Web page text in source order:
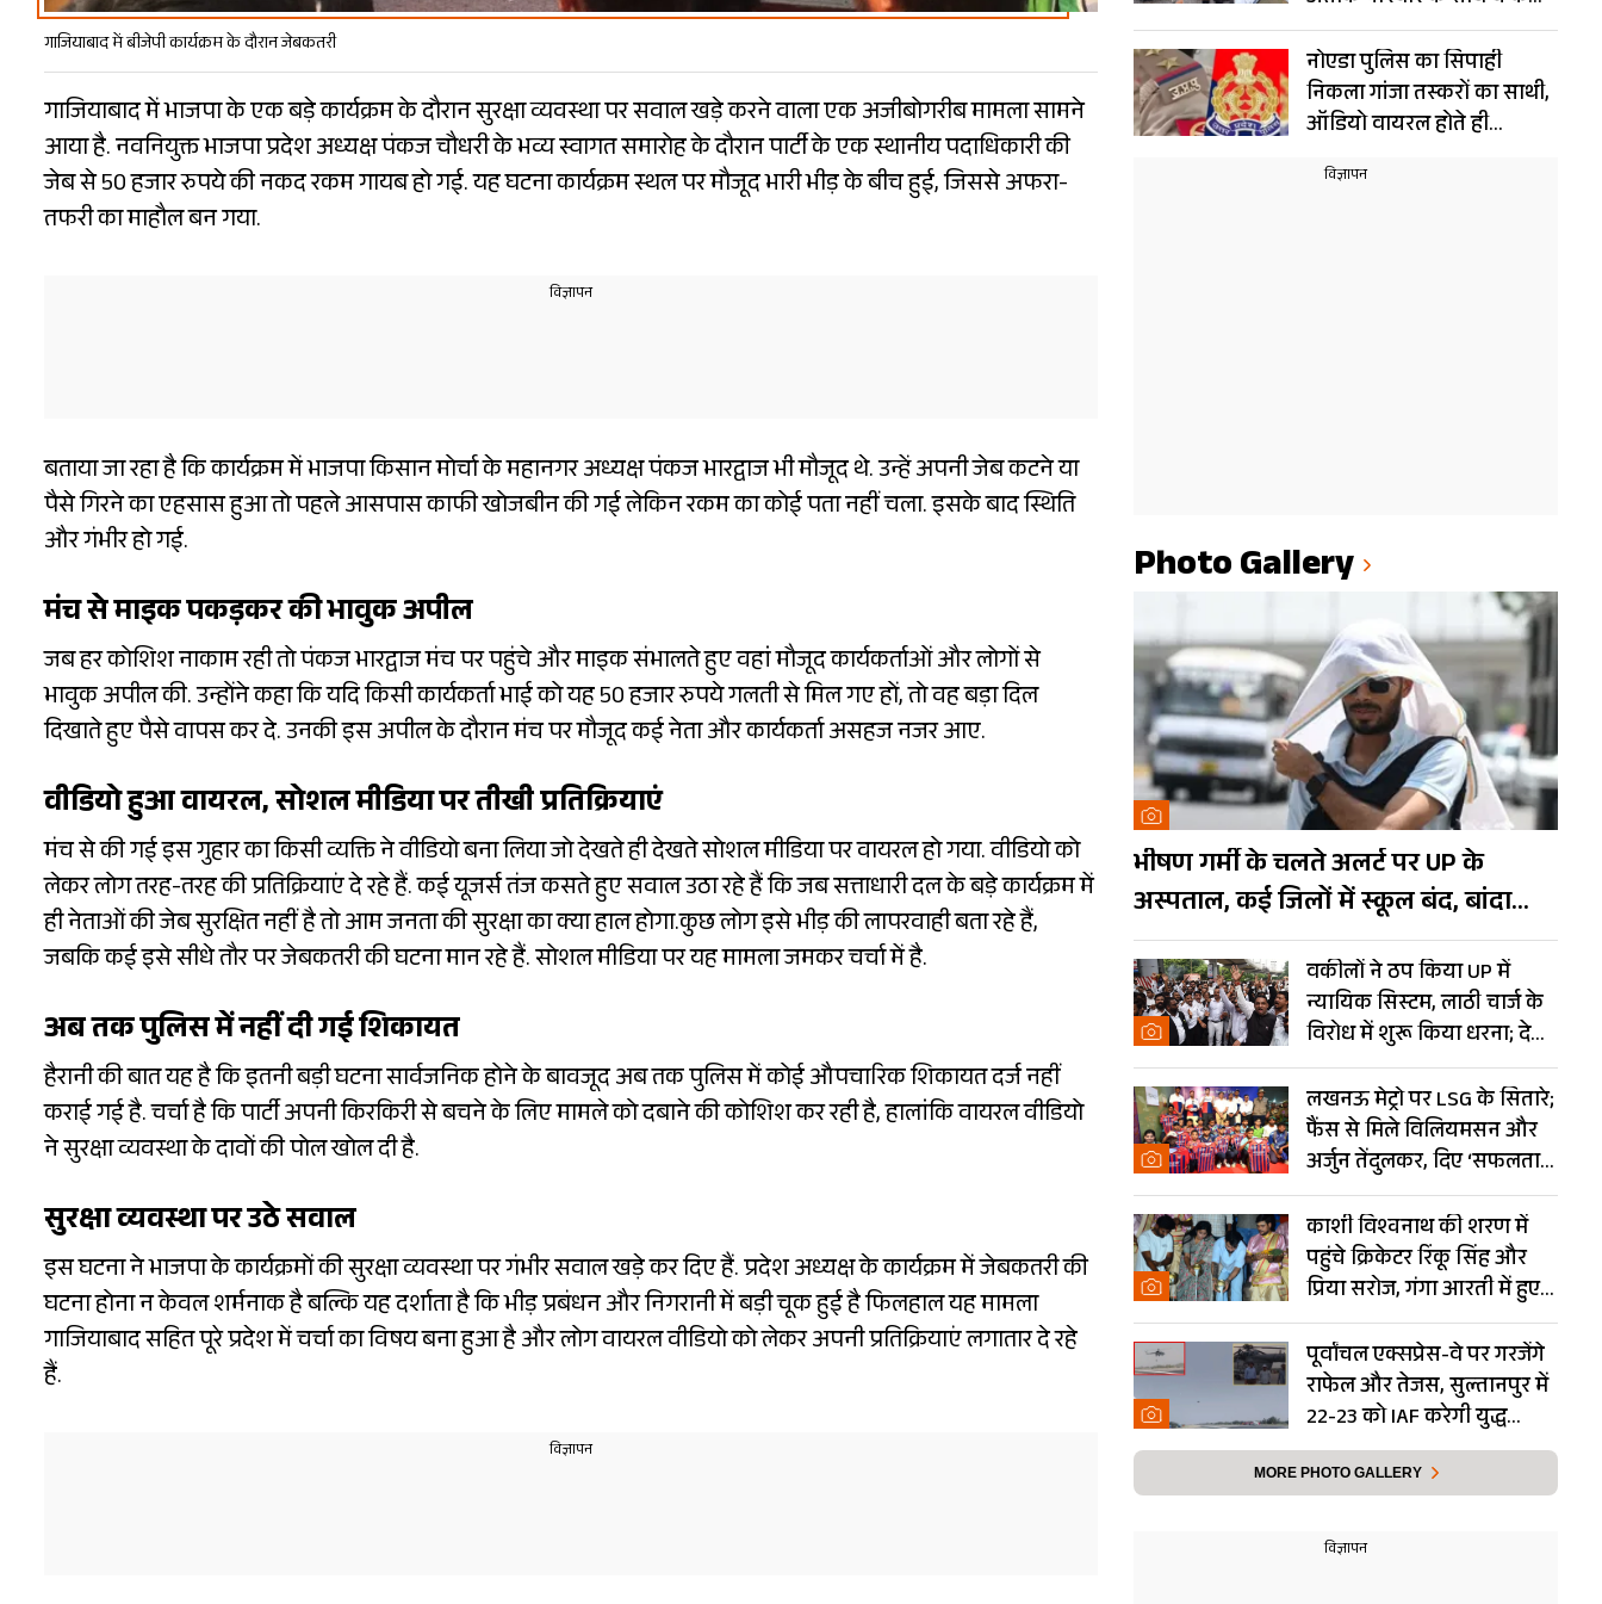
गाजियाबाद में बीजेपी कार्यक्रम के दौरान जेबकतरी
गाजियाबाद में भाजपा के एक बड़े कार्यक्रम के दौरान सुरक्षा व्यवस्था पर सवाल खड़े करने वाला एक अजीबोगरीब मामला सामने
आया है. नवनियुक्त भाजपा प्रदेश अध्यक्ष पंकज चौधरी के भव्य स्वागत समारोह के दौरान पार्टी के एक स्थानीय पदाधिकारी की
जेब से 50 हजार रुपये की नकद रकम गायब हो गई. यह घटना कार्यक्रम स्थल पर मौजूद भारी भीड़ के बीच हुई, जिससे अफरा-
तफरी का माहौल बन गया.
बताया जा रहा है कि कार्यक्रम में भाजपा किसान मोर्चा के महानगर अध्यक्ष पंकज भारद्वाज भी मौजूद थे. उन्हें अपनी जेब कटने या
पैसे गिरने का एहसास हुआ तो पहले आसपास काफी खोजबीन की गई लेकिन रकम का कोई पता नहीं चला. इसके बाद स्थिति
और गंभीर हो गई.
मंच से माइक पकड़कर की भावुक अपील
जब हर कोशिश नाकाम रही तो पंकज भारद्वाज मंच पर पहुंचे और माइक संभालते हुए वहां मौजूद कार्यकर्ताओं और लोगों से
भावुक अपील की. उन्होंने कहा कि यदि किसी कार्यकर्ता भाई को यह 50 हजार रुपये गलती से मिल गए हों, तो वह बड़ा दिल
दिखाते हुए पैसे वापस कर दे. उनकी इस अपील के दौरान मंच पर मौजूद कई नेता और कार्यकर्ता असहज नजर आए.
वीडियो हुआ वायरल, सोशल मीडिया पर तीखी प्रतिक्रियाएं
मंच से की गई इस गुहार का किसी व्यक्ति ने वीडियो बना लिया जो देखते ही देखते सोशल मीडिया पर वायरल हो गया. वीडियो को
लेकर लोग तरह-तरह की प्रतिक्रियाएं दे रहे हैं. कई यूजर्स तंज कसते हुए सवाल उठा रहे हैं कि जब सत्ताधारी दल के बड़े कार्यक्रम में
ही नेताओं की जेब सुरक्षित नहीं है तो आम जनता की सुरक्षा का क्या हाल होगा.कुछ लोग इसे भीड़ की लापरवाही बता रहे हैं,
जबकि कई इसे सीधे तौर पर जेबकतरी की घटना मान रहे हैं. सोशल मीडिया पर यह मामला जमकर चर्चा में है.
अब तक पुलिस में नहीं दी गई शिकायत
हैरानी की बात यह है कि इतनी बड़ी घटना सार्वजनिक होने के बावजूद अब तक पुलिस में कोई औपचारिक शिकायत दर्ज नहीं
कराई गई है. चर्चा है कि पार्टी अपनी किरकिरी से बचने के लिए मामले को दबाने की कोशिश कर रही है, हालांकि वायरल वीडियो
ने सुरक्षा व्यवस्था के दावों की पोल खोल दी है.
सुरक्षा व्यवस्था पर उठे सवाल
इस घटना ने भाजपा के कार्यक्रमों की सुरक्षा व्यवस्था पर गंभीर सवाल खड़े कर दिए हैं. प्रदेश अध्यक्ष के कार्यक्रम में जेबकतरी की
घटना होना न केवल शर्मनाक है बल्कि यह दर्शाता है कि भीड़ प्रबंधन और निगरानी में बड़ी चूक हुई है फिलहाल यह मामला
गाजियाबाद सहित पूरे प्रदेश में चर्चा का विषय बना हुआ है और लोग वायरल वीडियो को लेकर अपनी प्रतिक्रियाएं लगातार दे रहे
हैं.
संयोग!
नोएडा पुलिस का सिपाही
निकला गांजा तस्करों का साथी,
ऑडियो वायरल होते ही
गिरफ्तार, नौकरी भी गई
Photo Gallery
भीषण गर्मी के चलते अलर्ट पर UP के
अस्पताल, कई जिलों में स्कूल बंद, बांदा
दुनिया का तीसरा सबसे गर्म शहर
वकीलों ने ठप किया UP में
न्यायिक सिस्टम, लाठी चार्ज के
विरोध में शुरू किया धरना; देखें
Photos
लखनऊ मेट्रो पर LSG के सितारे;
फैंस से मिले विलियमसन और
अर्जुन तेंदुलकर, दिए ‘सफलता
के मंत्र’- PHOTOS
काशी विश्वनाथ की शरण में
पहुंचे क्रिकेटर रिंकू सिंह और
प्रिया सरोज, गंगा आरती में हुए
शामिल- Photos
पूर्वांचल एक्सप्रेस-वे पर गरजेंगे
राफेल और तेजस, सुल्तानपुर में
22-23 को IAF करेगी युद्ध
अभ्यास
MORE PHOTO GALLERY